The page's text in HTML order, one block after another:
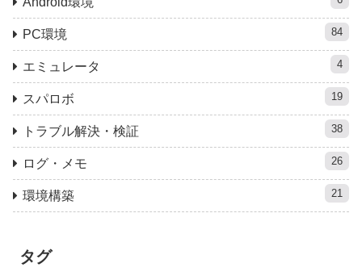
PC環境 84
エミュレータ 4
スパロボ 19
トラブル解決・検証 38
ログ・メモ 26
環境構築 21
タグ